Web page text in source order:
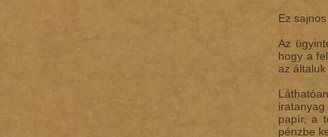
Ez
Az
hogy a
az általuk
papír, a
pénzbe